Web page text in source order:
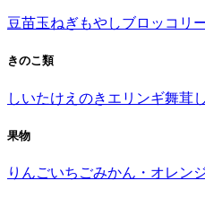
豆苗玉ねぎもやしブロッコリ
きのこ類
しいたけ えのき エリンギ舞茸
果物
りんごいちごみかん・オレン